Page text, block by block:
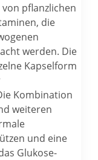
pflanzlichen
die
werden. Die
Kapselform
Kombination
weiteren
und eine
Glukose-